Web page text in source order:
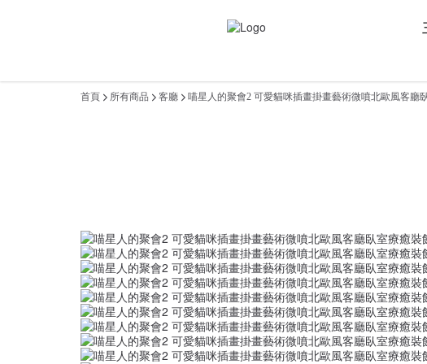
首頁 所有商品 客廳 喵星人的聚會2 可愛貓咪插畫掛畫藝術微噴北歐風客廳